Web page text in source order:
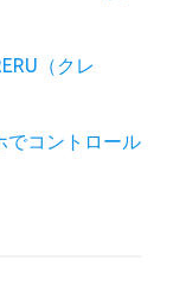
（クレ
でコントロール